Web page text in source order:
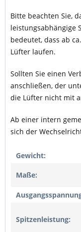
Bitte beachten Sie,
leistungsabhängige
bedeutet, dass ab
Lüfter laufen.
Sollten Sie einen
anschließen, der
die Lüfter nicht mit
Ab einer intern
sich der
Gewicht:
Maße:
Spitzenleistung: